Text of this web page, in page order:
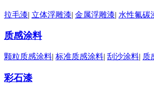
拉毛漆| 立体浮雕漆| 金属浮雕漆| 水性氟碳
质感涂料
颗粒质感涂料| 标准质感涂料| 刮沙涂料| 质
彩石漆